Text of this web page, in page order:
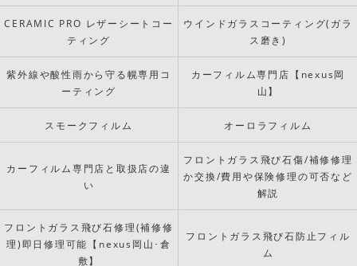
CERAMIC PRO レザーシートコー
ティング
ウインドガラスコーティング(ガラ
ス磨き)
紫外線や酸性雨から守る幌専用コ
ーティング
カーフィルム専門店【nexus岡
山】
スモークフィルム オーロラフィルム
カーフィルム専門店と取扱店の違
い
フロントガラス飛び石傷/補修修理
か交換/費用や保険修理の可否など
解説
フロントガラス飛び石修理(補修修
理)即日修理可能【nexus岡山･倉
敷】
フロントガラス飛び石防止フィル
ム